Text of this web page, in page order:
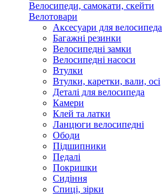
Велосипеди, самокати, скейти
Велотовари
Аксесуари для велосипеда
Багажні резинки
Велосипедні замки
Велосипедні насоси
Втулки
Втулки, каретки, вали, осі
Деталі для велосипеда
Камери
Клей та латки
Ланцюги велосипедні
Ободи
Підшипники
Педалі
Покришки
Сидіння
Спиці, зірки